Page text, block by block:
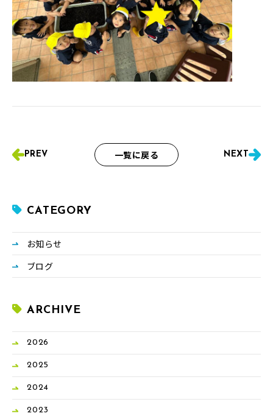
PREV 一覧に戻る NEXT
CATEGORY
お知らせ
ブログ
ARCHIVE
2026
2025
2024
2023